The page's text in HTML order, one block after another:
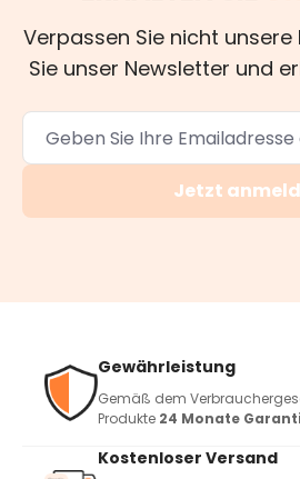
Verpassen Sie nicht unsere
Sie unser Newsletter und
Jetzt
Gewährleistung
Gemäß dem
Produkte 24 Monate
Kostenloser Versand